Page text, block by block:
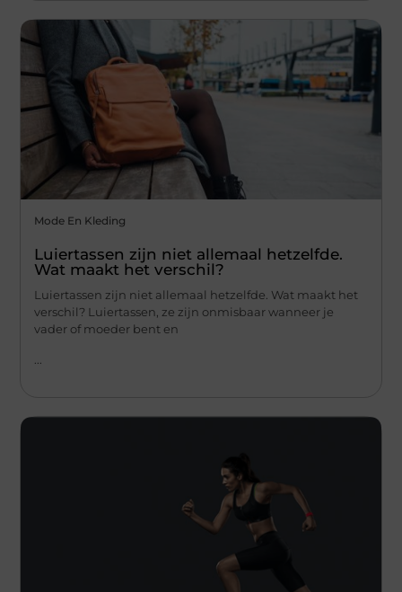
Mode En Kleding
Luiertassen zijn niet allemaal hetzelfde.
Wat maakt het verschil?
Luiertassen zijn niet allemaal hetzelfde. Wat maakt het
verschil? Luiertassen, ze zijn onmisbaar wanneer je
vader of moeder bent en